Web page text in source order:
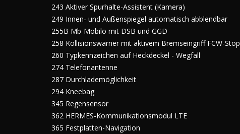
243 Aktiver Spurhalte-Assistent (Kamera)
249 Innen- und Außenspiegel automatisch abblendbar
255B Mb-Mobilo mit DSB und GGD
258 Kollisionswarner mit aktivem Bremseingriff FCW-Stop
260 Typkennzeichen auf Heckdeckel - Wegfall
274 Telefonantenne
287 Durchlademöglichkeit
294 Kneebag
345 Regensensor
362 HERMES-Kommunikationsmodul LTE
365 Festplatten-Navigation